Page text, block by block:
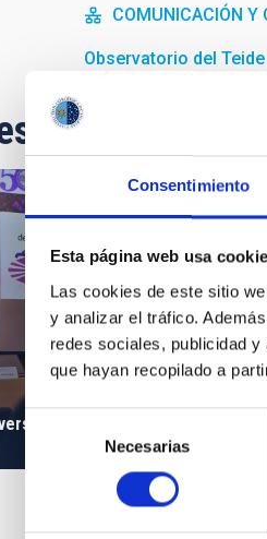
Consentimiento
Esta página web usa
Las cookies de este sitio
y analizar el tráfico.
redes sociales, publicidad
que hayan recopilado a
Selección
consentimiento
Necesarias
COMUNICACIÓN Y
Observatorio del Teide
you
de A Coruña (UDC)